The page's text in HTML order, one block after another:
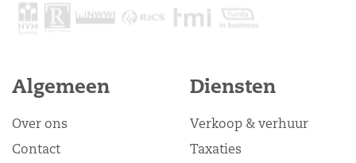
Algemeen
Over ons
Contact
Diensten
Verkoop & verhuur
Taxaties